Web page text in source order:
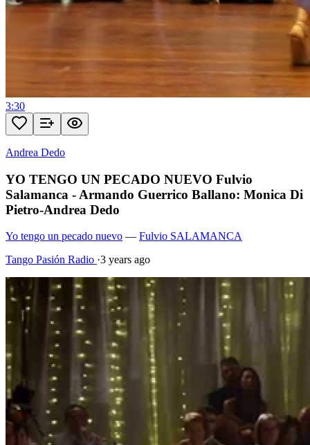
3:30
Andrea Dedo
YO TENGO UN PECADO NUEVO Fulvio
Salamanca - Armando Guerrico Ballano: Monica Di
Pietro-Andrea Dedo
Yo tengo un pecado nuevo — Fulvio SALAMANCA
Tango Pasión Radio ·3 years ago